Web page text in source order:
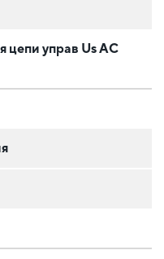
цепи управ Us AC